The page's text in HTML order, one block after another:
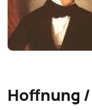
Hoffnung